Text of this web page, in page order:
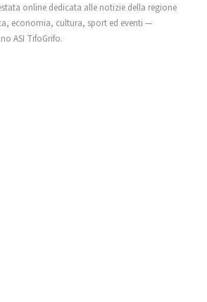
online dedicata alle notizie della regione
economia, cultura, sport ed eventi —
ASI TifoGrifo.